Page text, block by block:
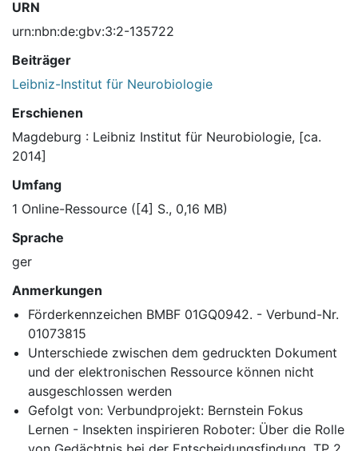
URN
urn:nbn:de:gbv:3:2-135722
Beiträger
Leibniz-Institut für Neurobiologie
Erschienen
Magdeburg : Leibniz Institut für Neurobiologie, [ca.
2014]
Umfang
1 Online-Ressource ([4] S., 0,16 MB)
Sprache
ger
Anmerkungen
Förderkennzeichen BMBF 01GQ0942. - Verbund-Nr.
01073815
Unterschiede zwischen dem gedruckten Dokument
und der elektronischen Ressource können nicht
ausgeschlossen werden
Gefolgt von: Verbundprojekt: Bernstein Fokus
Lernen - Insekten inspirieren Roboter: Über die Rolle